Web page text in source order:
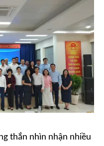
thắn nhìn nhận nhiều